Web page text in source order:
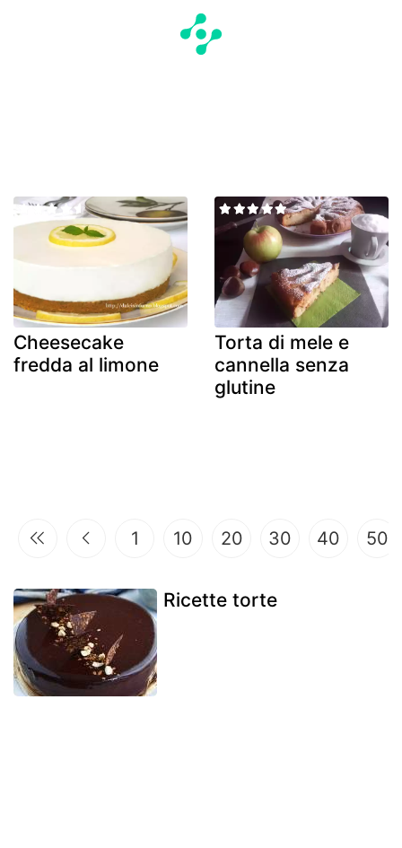
Cheesecake
fredda al limone
Torta di mele e
cannella senza
glutine
1 10 20 30 40 50
Ricette torte